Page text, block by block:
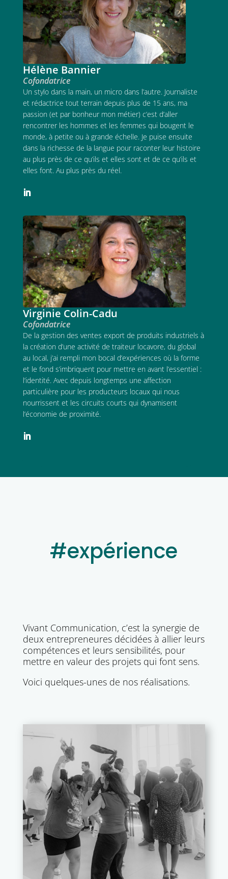
Hélène Bannier
Cofondatrice
Un stylo dans la main, un micro dans l’autre. Journaliste
et rédactrice tout terrain depuis plus de 15 ans, ma
passion (et par bonheur mon métier) c’est d’aller
rencontrer les hommes et les femmes qui bougent le
monde, à petite ou à grande échelle. Je puise ensuite
dans la richesse de la langue pour raconter leur histoire
au plus près de ce qu’ils et elles sont et de ce qu’ils et
elles font. Au plus près du réel.
Virginie Colin-Cadu
Cofondatrice
De la gestion des ventes export de produits industriels à
la création d’une activité de traiteur locavore, du global
au local, j’ai rempli mon bocal d’expériences où la forme
et le fond s’imbriquent pour mettre en avant l’essentiel :
l’identité. Avec depuis longtemps une affection
particulière pour les producteurs locaux qui nous
nourrissent et les circuits courts qui dynamisent
l’économie de proximité.
#expérience
Vivant Communication, c’est la synergie de
deux entrepreneures décidées à allier leurs
compétences et leurs sensibilités, pour
mettre en valeur des projets qui font sens.
Voici quelques-unes de nos réalisations.